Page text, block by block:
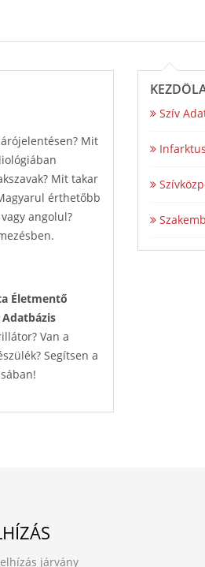
Mit
Mit takar
érthetőbb
angolul?
Életmentő
Van a
Segítsen a
Szív
járvány